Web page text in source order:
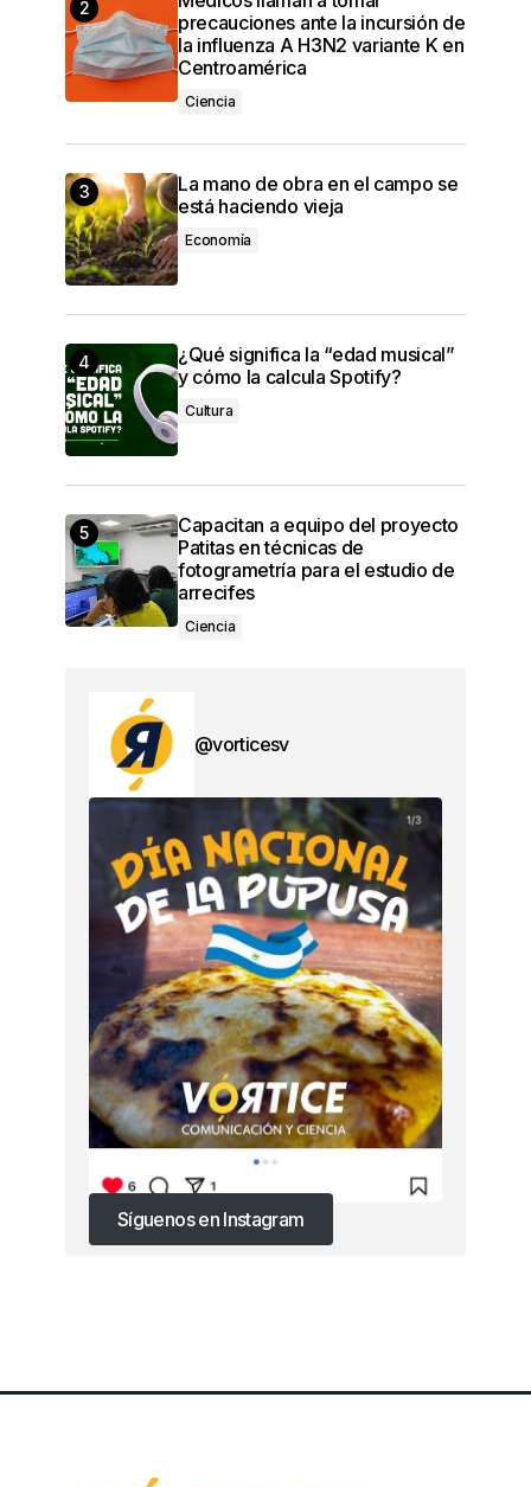
precauciones ante la incursión de
la influenza A H3N2 variante K en
Centroamérica
Ciencia
La mano de obra en el campo se
está haciendo vieja
Economía
¿Qué significa la “edad musical”
y cómo la calcula Spotify?
Cultura
Capacitan a equipo del proyecto
Patitas en técnicas de
fotogrametría para el estudio de
arrecifes
Ciencia
@vorticesv
Síguenos en Instagram